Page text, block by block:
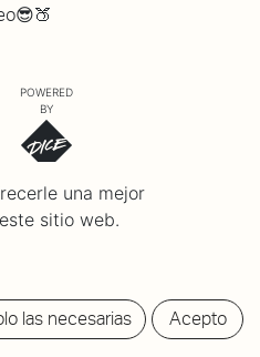
POWERED
BY
una mejor
sitio web.
las necesarias Acepto